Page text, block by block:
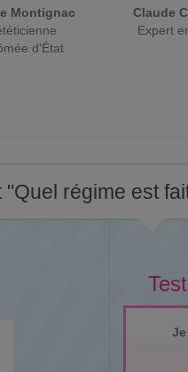
Montignac
d'État
Claude
Expert
régime est